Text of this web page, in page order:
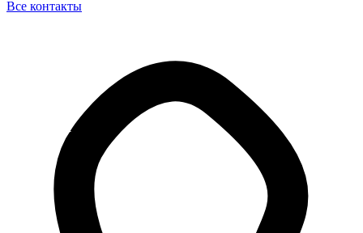
Все контакты